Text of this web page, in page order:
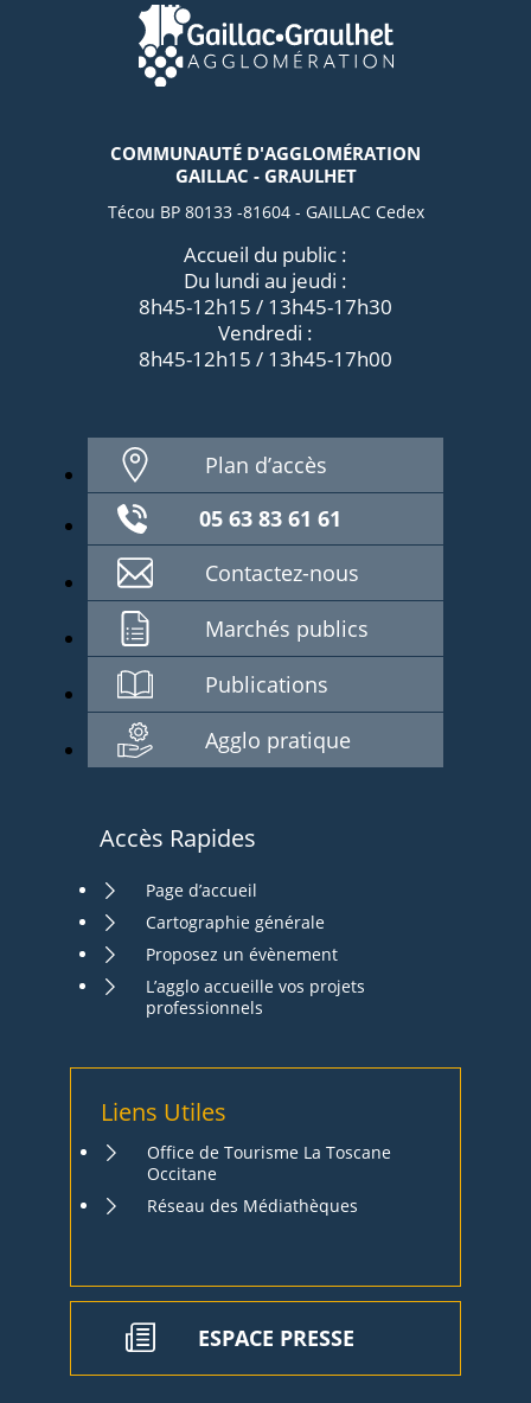
COMMUNAUTÉ D'AGGLOMÉRATION
GAILLAC - GRAULHET
Técou BP 80133 -81604 - GAILLAC Cedex
Accueil du public :
Du lundi au jeudi :
8h45-12h15 / 13h45-17h30
Vendredi :
8h45-12h15 / 13h45-17h00
Plan d’accès
05 63 83 61 61
Contactez-nous
Marchés publics
Publications
Agglo pratique
Accès Rapides
Page d’accueil
Cartographie générale
Proposez un évènement
L’agglo accueille vos projets
professionnels
Liens Utiles
Office de Tourisme La Toscane
Occitane
Réseau des Médiathèques
ESPACE PRESSE